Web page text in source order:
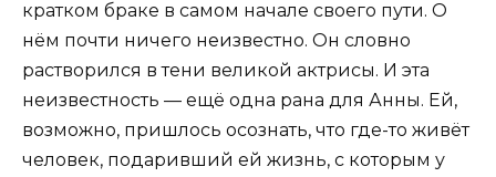
кратком браке в самом начале своего пути. О
нём почти ничего неизвестно. Он словно
растворился в тени великой актрисы. И эта
неизвестность — ещё одна рана для Анны. Ей,
возможно, пришлось осознать, что где-то живёт
человек, подаривший ей жизнь, с которым у